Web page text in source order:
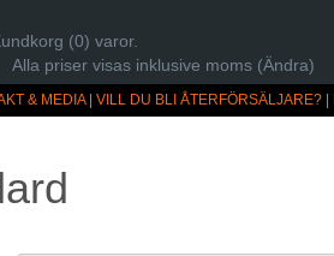
(0) varor.
Alla priser visas inklusive moms (Ändra)
& MEDIA| VILL DU BLI ÅTERFÖRSÄLJARE?